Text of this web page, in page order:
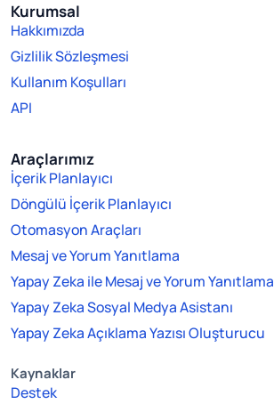
Kurumsal
Hakkımızda
Gizlilik Sözleşmesi
Kullanım Koşulları
API
Araçlarımız
İçerik Planlayıcı
Döngülü İçerik Planlayıcı
Otomasyon Araçları
Mesaj ve Yorum Yanıtlama
Yapay Zeka ile Mesaj ve Yorum Yanıtlama
Yapay Zeka Sosyal Medya Asistanı
Yapay Zeka Açıklama Yazısı Oluşturucu
Kaynaklar
Destek